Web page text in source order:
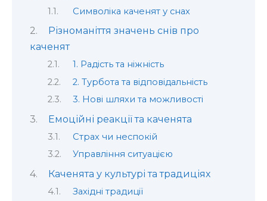
Символіка каченят у снах
Різноманіття значень снів про
каченят
1. Радість та ніжність
2. Турбота та відповідальність
3. Нові шляхи та можливості
Емоційні реакції та каченята
Страх чи неспокій
Управління ситуацією
Каченята у культурі та традиціях
Західні традиції